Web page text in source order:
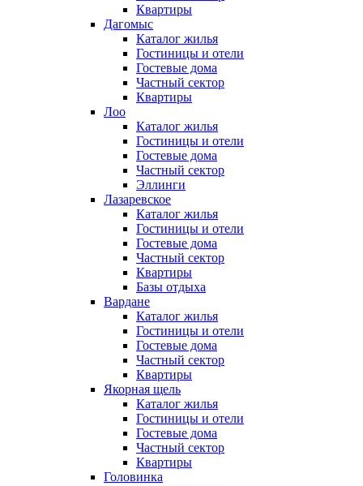
Квартиры
Дагомыс
Каталог жилья
Гостиницы и отели
Гостевые дома
Частный сектор
Квартиры
Лоо
Каталог жилья
Гостиницы и отели
Гостевые дома
Частный сектор
Эллинги
Лазаревское
Каталог жилья
Гостиницы и отели
Гостевые дома
Частный сектор
Квартиры
Базы отдыха
Вардане
Каталог жилья
Гостиницы и отели
Гостевые дома
Частный сектор
Квартиры
Якорная щель
Каталог жилья
Гостиницы и отели
Гостевые дома
Частный сектор
Квартиры
Головинка